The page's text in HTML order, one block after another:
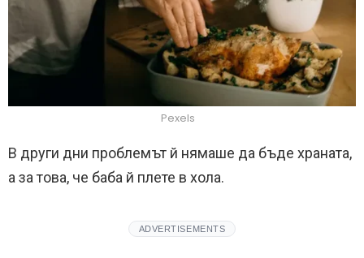
Pexels
В други дни проблемът й нямаше да бъде храната,
а за това, че баба й плете в хола.
ADVERTISEMENTS